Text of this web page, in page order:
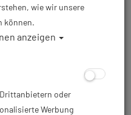
wie wir unsere
können.
anzeigen
oder
Werbung